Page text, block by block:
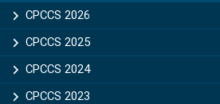
Sidebar
CPCCS 2026
CPCCS 2025
CPCCS 2024
CPCCS 2023